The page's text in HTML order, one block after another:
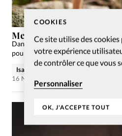
COOKIES
Ce site utilise des
votre expérience
de contrôler ce que vous
Personnaliser
OK, J'ACCEPTE TOUT
Merci d’être si proche de
Dans chaque numéro, nous vous
pour élever nos regards vers Dieu.
Isabelle Leseigneur
16 Nov 2021